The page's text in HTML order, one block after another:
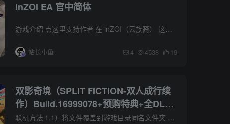
inZOI EA 官中简体
游戏介绍 点这里支持作者 在 inZOI（云族裔） 这款生活模拟游戏中，玩家将化身为创造者，按照自己的构想塑造世界，见证一个个精彩故事的展开。我们希望这段沉浸式体验能够激发玩家对生活的...
站长小鱼 4 4538 19
双影奇境（SPLIT FICTION-双人成行续
作）Build.16999078+预购特典+全DLC
官中简体 附联机补丁
联机方法 1.1）将文件覆盖到游戏目录同名文件夹 2.1）打开Steam并登录您的账户。 2.2)使用文件\Split\Binaries\Win64\SplitFiction.exe启动游戏。如何创建服务器：3.1) 在线游戏 => 通过 Ste...